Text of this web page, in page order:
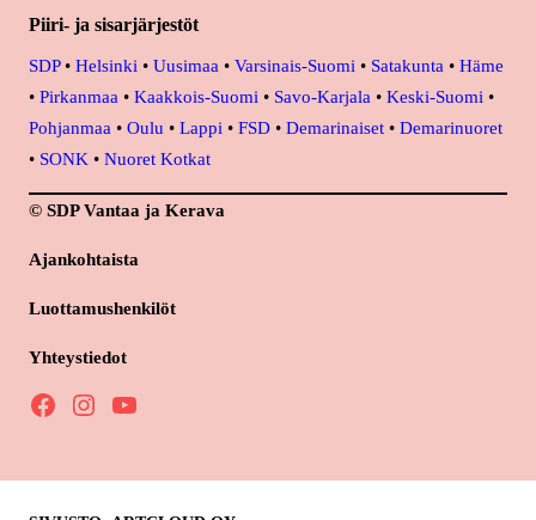
Piiri- ja sisarjärjestöt
SDP• Helsinki • Uusimaa • Varsinais-Suomi • Satakunta • Häme
• Pirkanmaa • Kaakkois-Suomi • Savo-Karjala • Keski-Suomi •
Pohjanmaa • Oulu • Lappi • FSD • Demarinaiset • Demarinuoret
• SONK • Nuoret Kotkat
© SDP Vantaa ja Kerava
Ajankohtaista
Luottamushenkilöt
Yhteystiedot
Facebook Instagram YouTube